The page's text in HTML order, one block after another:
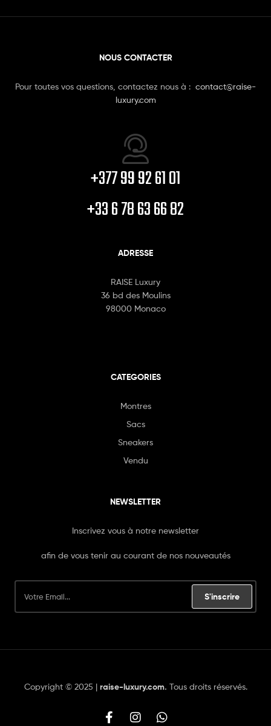
NOUS CONTACTER
Pour toutes vos questions, contactez nous à : contact@raise-
luxury.com
+377 99 92 61 01
+33 6 78 63 66 82
ADRESSE
RAISE Luxury
36 bd des Moulins
98000 Monaco
CATEGORIES
Montres
Sacs
Sneakers
Vendu
NEWSLETTER
Inscrivez vous à notre newsletter
afin de vous tenir au courant de nos nouveautés
S'inscrire
Copyright © 2025 | raise-luxury.com. Tous droits réservés.